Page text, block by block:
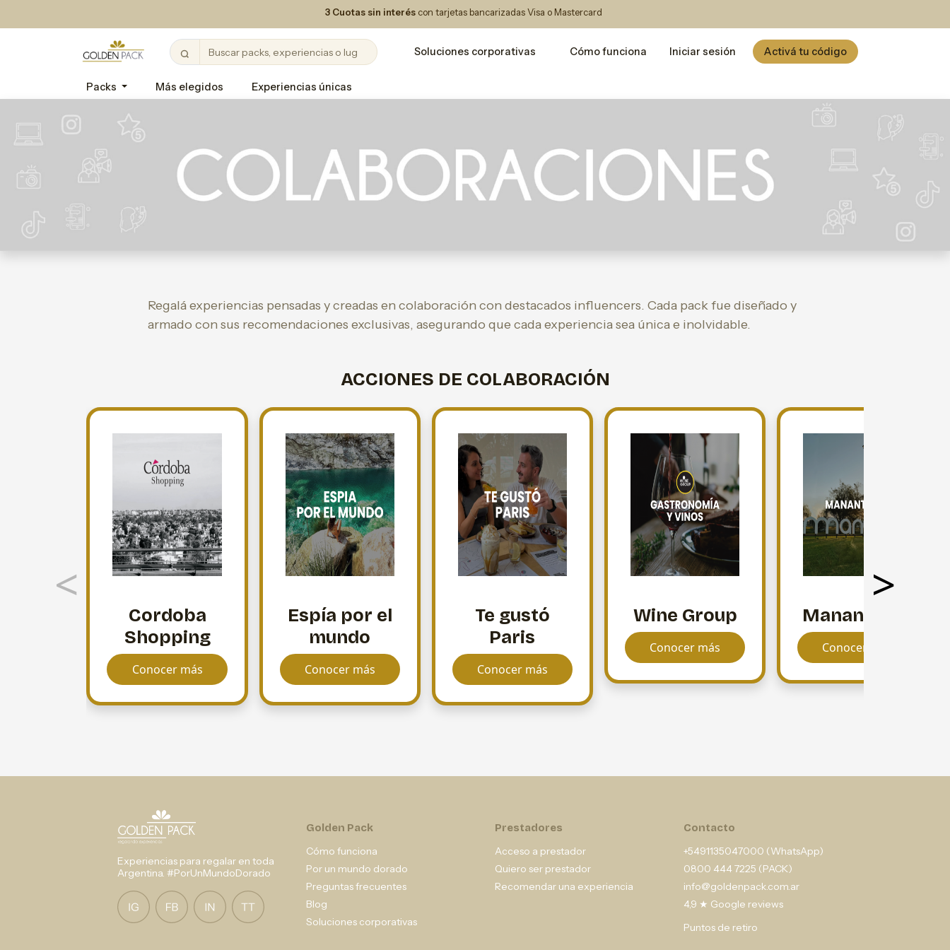
3 Cuotas sin interés con tarjetas bancarizadas Visa o Mastercard
Soluciones corporativas Cómo funciona Iniciar sesión Activá tu código
Packs Más elegidos Experiencias únicas
Regalá experiencias pensadas y creadas en colaboración con destacados influencers. Cada pack fue diseñado y
armado con sus recomendaciones exclusivas, asegurando que cada experiencia sea única e inolvidable.
ACCIONES DE COLABORACIÓN
<
Cordoba
Shopping
Conocer más
Espía por el
mundo
Conocer más
Te gustó
Paris
Conocer más
Wine Group
Conocer más
Manantiales
Conocer más
>
Experiencias para regalar en toda
Argentina. #PorUnMundoDorado
Golden Pack
Cómo funciona
Por un mundo dorado
Preguntas frecuentes
Blog
Soluciones corporativas
Prestadores
Acceso a prestador
Quiero ser prestador
Recomendar una experiencia
Contacto
+5491135047000 (WhatsApp)
0800 444 7225 (PACK)
info@goldenpack.com.ar
4,9 ★ Google reviews
Puntos de retiro